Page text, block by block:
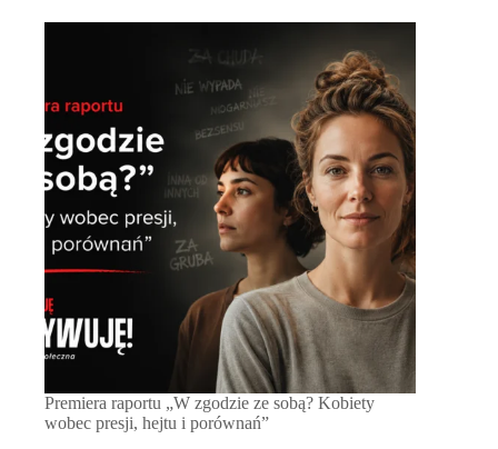
Premiera raportu „W zgodzie ze sobą? Kobiety
wobec presji, hejtu i porównań”